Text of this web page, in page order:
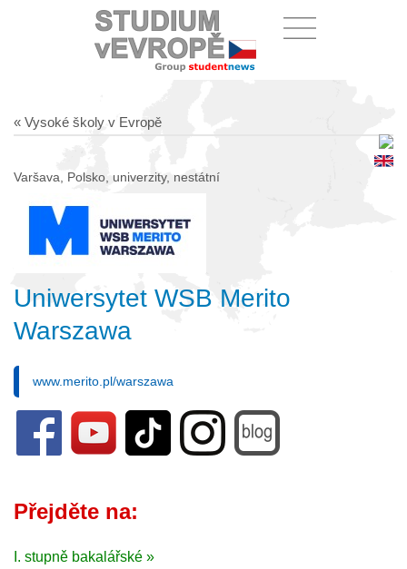
« Vysoké školy v Evropě
Varšava, Polsko, univerzity, nestátní
Uniwersytet WSB Merito
Warszawa
www.merito.pl/warszawa
Přejděte na:
I. stupně bakalářské »